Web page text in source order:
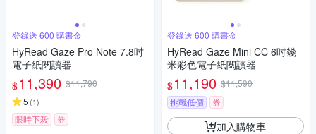
登錄送 600 購書金
HyRead Gaze Pro Note 7.8吋
電子紙閱讀器
$11,390 $11,790
5 (1)
限時下殺 券
登錄送 600 購書金
HyRead Gaze Mini CC 6吋幾
米彩色電子紙閱讀器
$11,190 $11,590
挑戰低價
券
加入購物車